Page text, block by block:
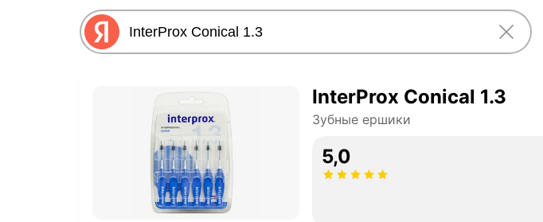
InterProx Conical 1.3
Зубные ершики
5,0